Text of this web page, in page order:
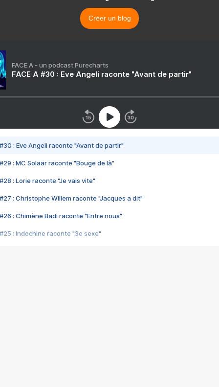
Créer un blog
FACE A - un podcast Purecharts
FACE A #30 : Eve Angeli raconte "Avant de partir"
#30 : Eve Angeli raconte "Avant de partir"
#29 : MC Solaar raconte "Bouge de là"
#28 : Lorie raconte "Je vais vite"
#27 : Christophe Willem raconte "Jacques a dit"
#26 : Chimène Badi raconte "Entre nous"
#25 : Indochine raconte "3e sexe"